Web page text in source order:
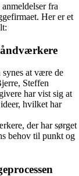
fra
Her er et
synes at være de
Steffen
har vist sig at
hvilket har
der har sørget
behov til punkt og